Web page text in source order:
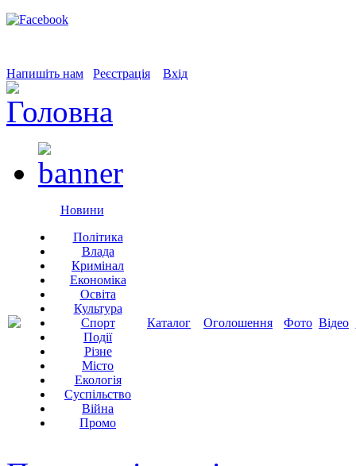
Напишіть нам Реєстрація Вхід
Новини
Політика
Влада
Кримінал
Економіка
Освіта
Культура
Спорт
Події
Різне
Місто
Екологія
Суспільство
Війна
Промо
Каталог Оголошення Фото Відео